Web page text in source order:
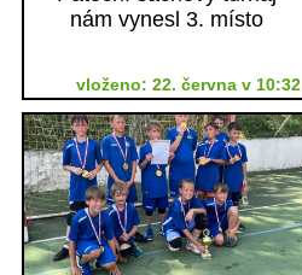
nám vynesl 3. místo
vloženo: 22. června v 10:32